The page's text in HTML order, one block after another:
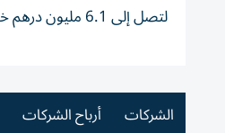
لتصل إلى 6.1 مليون درهم خلال الربع الأول 2026، مقابل 8.6 مليون درهم خلال نفس الفترة من العام السابق.
الشركات أرباح الشركات